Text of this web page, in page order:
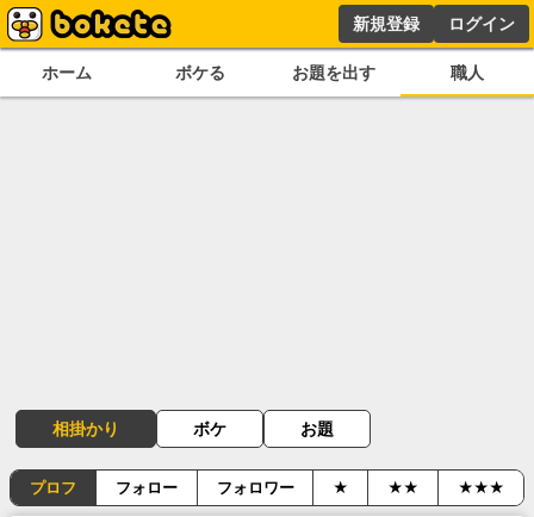
新規登録 ログイン
ホーム ボケる お題を出す 職人
相掛かり ボケ お題
プロフ フォロー フォロワー ★ ★★ ★★★